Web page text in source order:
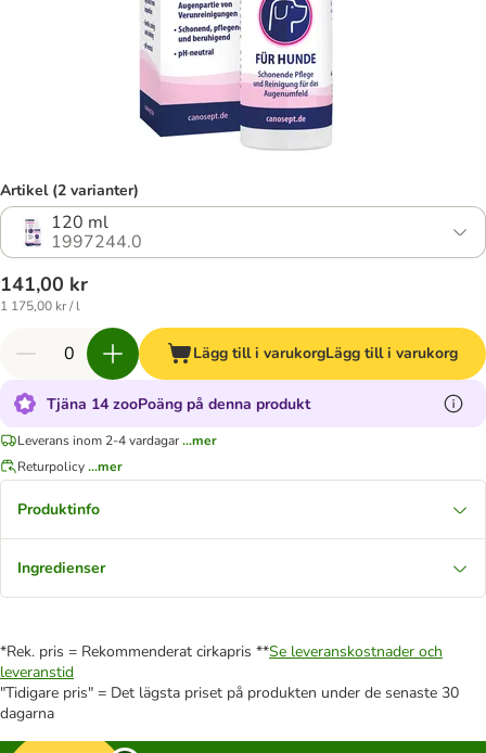
Artikel (2 varianter)
120 ml
1997244.0
141,00 kr
1 175,00 kr / l
Lägg till i varukorgLägg till i varukorg
Tjäna 14 zooPoäng på denna produkt
Leverans inom 2-4 vardagar...mer
Returpolicy...mer
Produktinfo
Ingredienser
*Rek. pris = Rekommenderat cirkapris **Se leveranskostnader och
leveranstid
"Tidigare pris" = Det lägsta priset på produkten under de senaste 30
dagarna